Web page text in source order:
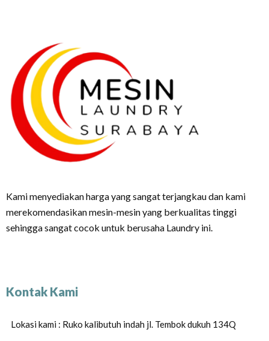
Kami menyediakan harga yang sangat terjangkau dan kami
merekomendasikan mesin-mesin yang berkualitas tinggi
sehingga sangat cocok untuk berusaha Laundry ini.
Kontak Kami
Lokasi kami : Ruko kalibutuh indah jl. Tembok dukuh 134Q